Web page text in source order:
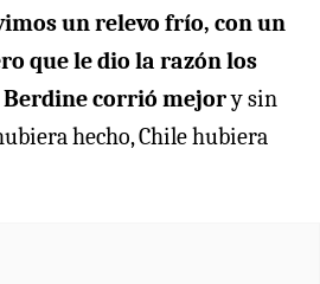
un relevo frío, con un
que le dio la razón los
Berdine corrió mejory sin
hecho, Chile hubiera